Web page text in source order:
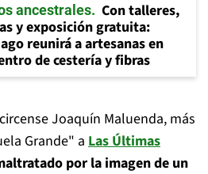
ancestrales
Con talleres,
y exposición gratuita:
reunirá a artesanas en
de cestería y fibras
Joaquín Maluenda, más
Grande" a Las Últimas
por la imagen de un